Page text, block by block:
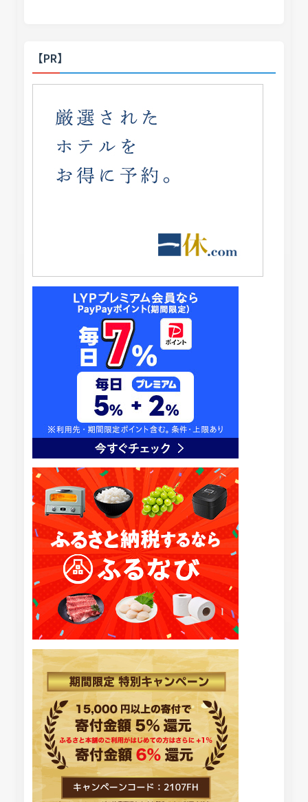
【PR】